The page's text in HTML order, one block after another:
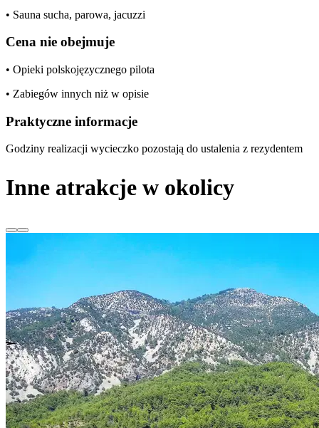
• Sauna sucha, parowa, jacuzzi
Cena nie obejmuje
• Opieki polskojęzycznego pilota
• Zabiegów innych niż w opisie
Praktyczne informacje
Godziny realizacji wycieczko pozostają do ustalenia z rezydentem
Inne atrakcje w okolicy